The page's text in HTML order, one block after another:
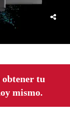
tu
mismo.